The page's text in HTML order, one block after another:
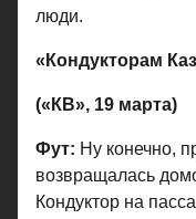
люди.
«Кондукторам
(«КВ», 19 марта)
Фут: Ну конечно,
возвращалась
Кондуктор на